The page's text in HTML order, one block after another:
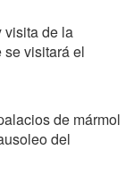
visita de la
visitará el
de mármol
del